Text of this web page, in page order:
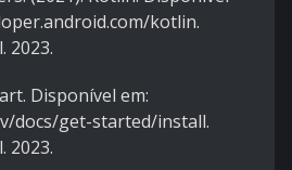
kotlin.
2023.
Disponível em:
docs/get-started/install.
2023.